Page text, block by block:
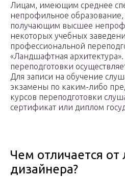
Лицам, имеющим среднее
непрофильное образование,
получающим высшее
некоторых учебных
профессиональной
«Ландшафтная
переподготовки
Для записи на обучение
экзамены по каким-либо
курсов переподготовки
сертификат или диплом
Чем отличается
дизайнера?